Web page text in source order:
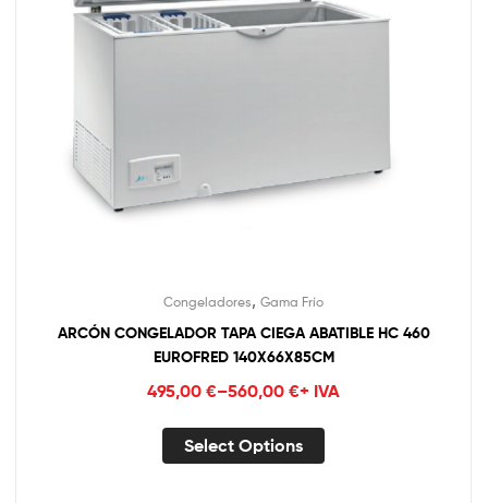
Congeladores, Gama Frío
ARCÓN CONGELADOR TAPA CIEGA ABATIBLE HC 460
EUROFRED 140X66X85CM
495,00 €–560,00 €+ IVA
Select Options